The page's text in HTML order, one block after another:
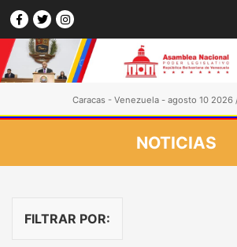
Caracas - Venezuela - agosto 10 2026
NOTICIAS
FILTRAR POR: